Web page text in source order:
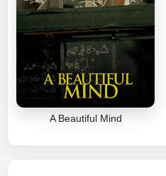
A Beautiful Mind